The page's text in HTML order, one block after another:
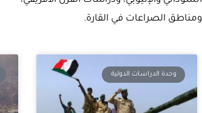
ومناطق الصراعات في القارة.
وحدة الدراسات الدولية